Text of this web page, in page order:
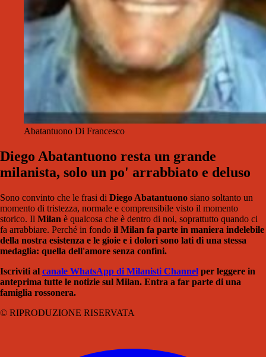
Abatantuono Di Francesco
Diego Abatantuono resta un grande
milanista, solo un po' arrabbiato e deluso
Sono convinto che le frasi di Diego Abatantuono siano soltanto un
momento di tristezza, normale e comprensibile visto il momento
storico. Il Milan è qualcosa che è dentro di noi, soprattutto quando ci
fa arrabbiare. Perché in fondo il Milan fa parte in maniera indelebile
della nostra esistenza e le gioie e i dolori sono lati di una stessa
medaglia: quella dell'amore senza confini.
Iscriviti al canale WhatsApp di Milanisti Channel per leggere in
anteprima tutte le notizie sul Milan. Entra a far parte di una
famiglia rossonera.
© RIPRODUZIONE RISERVATA